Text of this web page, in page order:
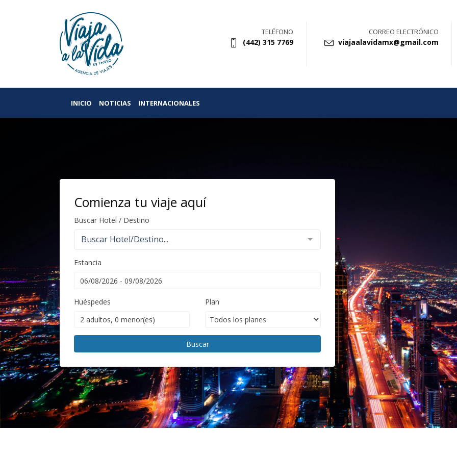
TELÉFONO
(442) 315 7769
CORREO ELECTRÓNICO
viajaalavidamx@gmail.com
INICIO NOTICIAS INTERNACIONALES
Comienza tu viaje aquí
Buscar Hotel / Destino
Buscar Hotel/Destino...
Estancia
Huéspedes Plan
Buscar